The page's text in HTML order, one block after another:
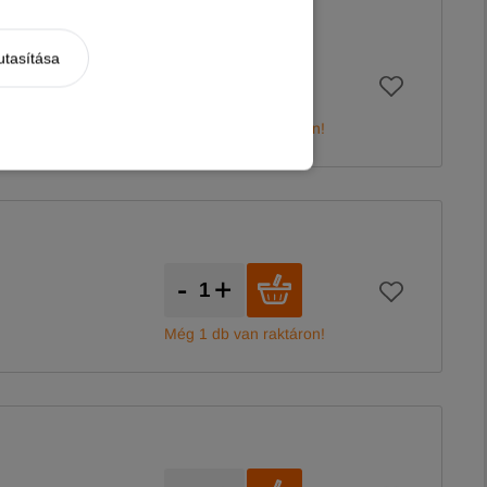
Még 1 db van raktáron!
+
-
Még 1 db van raktáron!